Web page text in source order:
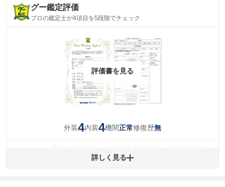
グー鑑定評価
プロの鑑定士が4項目を5段階でチェック
評価書を見る
外装4内装4機関正常修復歴無
コミが残っています。
詳しく見る